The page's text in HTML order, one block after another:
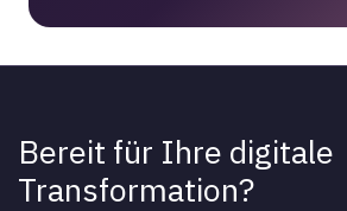
Bereit für Ihre digitale
Transformation?